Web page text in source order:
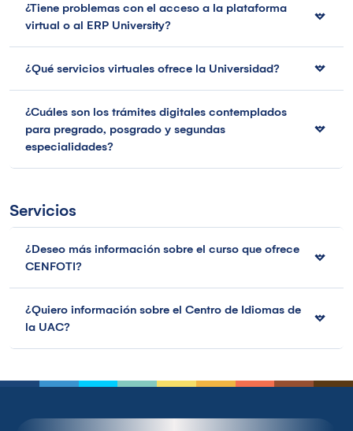
¿Tiene problemas con el acceso a la plataforma
virtual o al ERP University?
¿Qué servicios virtuales ofrece la Universidad?
¿Cuáles son los trámites digitales contemplados
para pregrado, posgrado y segundas
especialidades?
Servicios
¿Deseo más información sobre el curso que ofrece
CENFOTI?
¿Quiero información sobre el Centro de Idiomas de
la UAC?